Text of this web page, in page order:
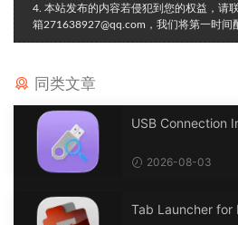
4. 本站发布的内容若侵犯到您的权益，请
箱271638927@qq.com，我们将第一时间
同类文章
USB Connection
2026-08-03
Tab Launcher for